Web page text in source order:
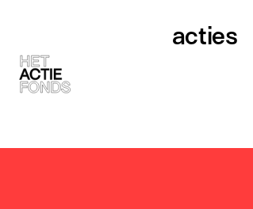
acties